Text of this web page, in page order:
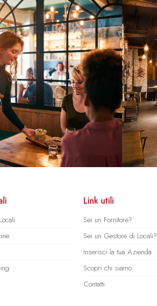
Link utili
Sei un Fornitore?
Sei un Gestore di Locali?
Inserisci la tua Azienda
Scopri chi siamo
Contatti